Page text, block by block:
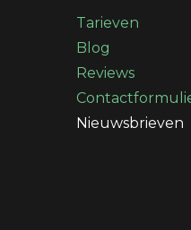
Tarieven
Blog
Reviews
Nieuwsbrieven